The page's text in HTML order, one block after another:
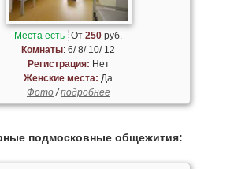
Места есть От250 руб.
Комнаты: 6/ 8/ 10/ 12
Регистрация: Нет
Женские места: Да
Фото/подробнее
подмосковные общежития: